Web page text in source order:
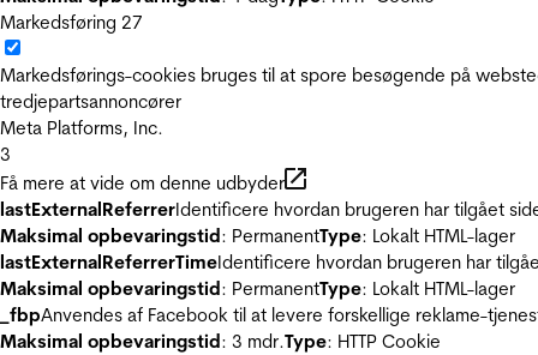
Markedsføring 27
Markedsførings-cookies bruges til at spore besøgende på
tredjepartsannoncører
Meta Platforms, Inc.
3
Få mere at vide om denne udbyder
lastExternalReferrerIdentificere hvordan brugeren har tilgået
Maksimal opbevaringstid: PermanentType: Lokalt HTML-lager
lastExternalReferrerTimeIdentificere hvordan brugeren har
Maksimal opbevaringstid: PermanentType: Lokalt HTML-lager
_fbpAnvendes af Facebook til at levere forskellige reklame-
Maksimal opbevaringstid: 3 mdr.Type: HTTP Cookie